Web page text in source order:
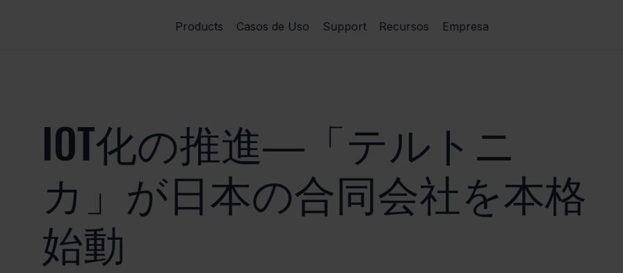
Products Casos de Uso Support Recursos Empresa
IOT化の推進―「テルトニ
カ」が日本の合同会社を本格
始動